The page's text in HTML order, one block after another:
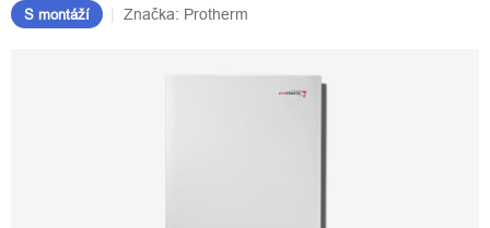
S montáží
Značka: Protherm